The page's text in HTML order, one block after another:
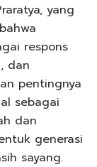
yang
respons
dan
pentingnya
sebagai
dan
generasi
sayang.